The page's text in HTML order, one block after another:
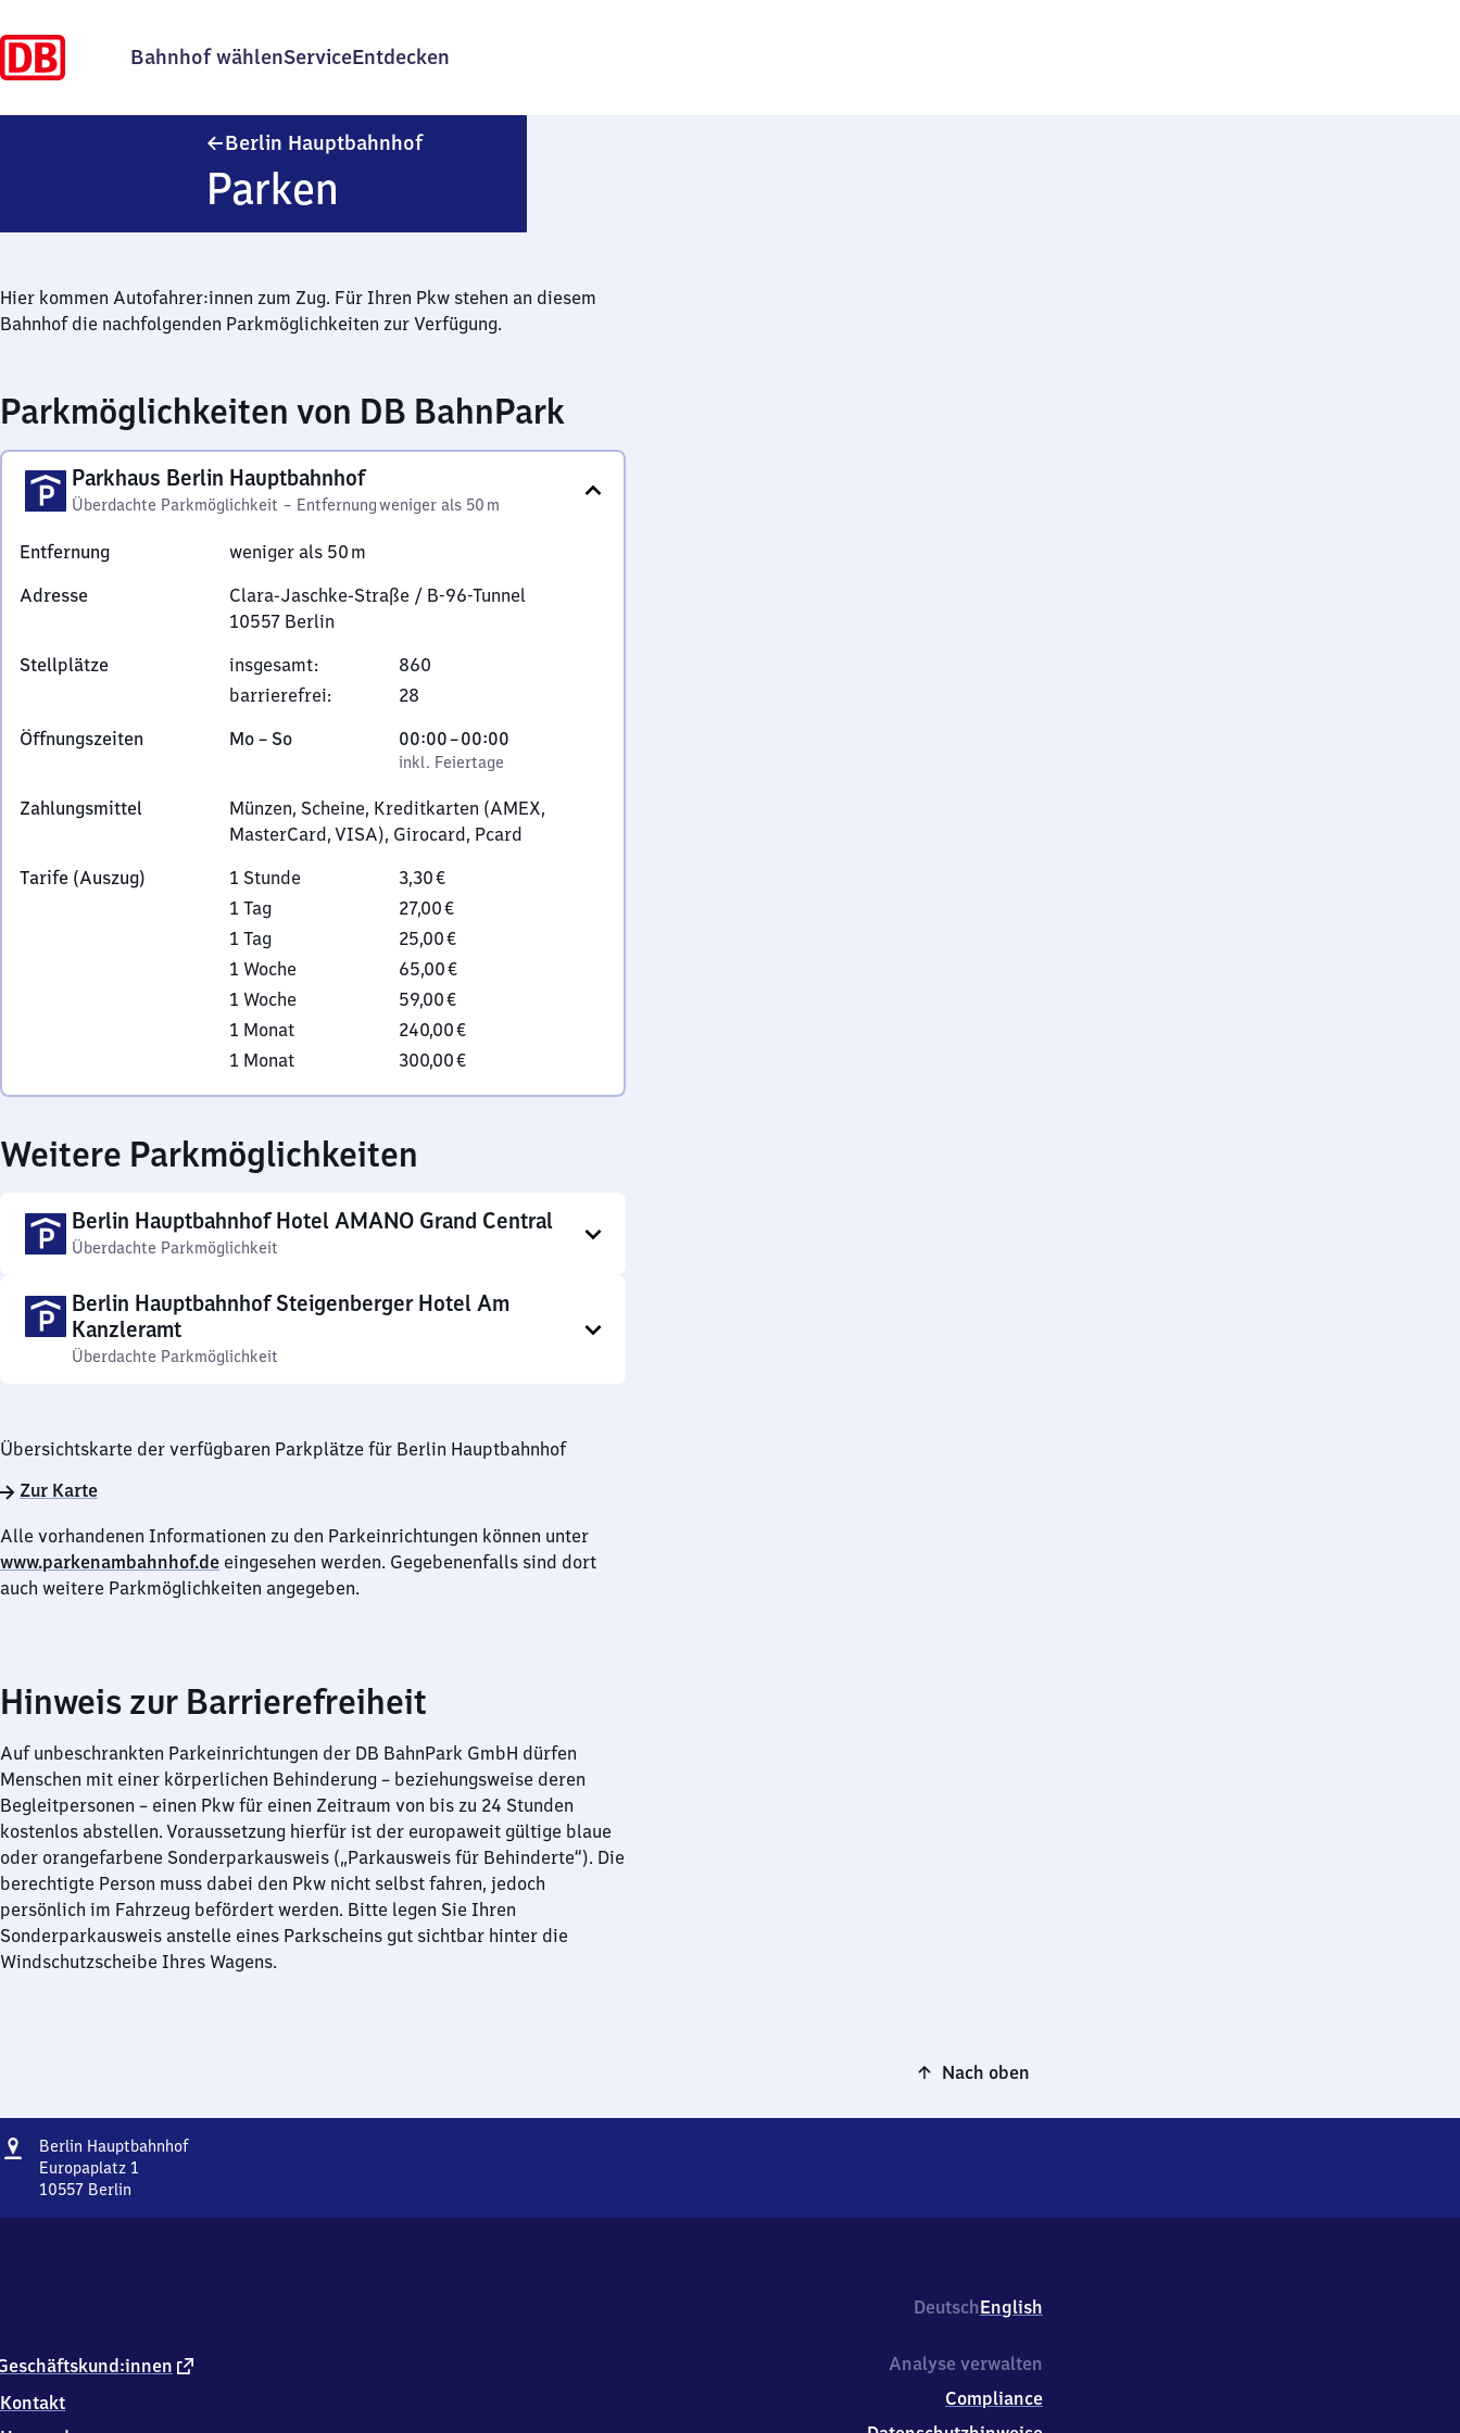
Bahnhof wählenServiceEntdecken
Berlin HauptbahnhofBerlin Hauptbahnhof
Parken
Hier kommen Autofahrer:innen zum Zug. Für Ihren Pkw stehen an diesem
Bahnhof die nachfolgenden Parkmöglichkeiten zur Verfügung.
Parkmöglichkeiten von DB BahnPark
Parkhaus Berlin Hauptbahnhof
Überdachte Parkmöglichkeit – Entfernungweniger als 50 m
Entfernung
weniger als 50 m
Adresse
Clara-Jaschke-Straße / B-96-Tunnel
10557 Berlin
Jaschke-
Straße
B-
Tunnel,
1
5
5
7
Berlin
Stellplätze insgesamt:
860
barrierefrei:
28
Öffnungszeiten
Montag
Mo –So,
inkl. Feiertage
00:00–00:00
Von
0
bis
0
Uhr
inkl. Feiertage
Zahlungsmittel
Münzen, Scheine, Kreditkarten (AMEX,
MasterCard, VISA), Girocard, Pcard
Tarife (Auszug)
1 Stunde
3,30 €
1 Tag
27,00 €
1 Tag
25,00 €
1 Woche
65,00 €
1 Woche
59,00 €
1 Monat
240,00 €
1 Monat
300,00 €
Weitere Parkmöglichkeiten
Berlin Hauptbahnhof Hotel AMANO Grand Central
Überdachte Parkmöglichkeit
Berlin Hauptbahnhof Steigenberger Hotel Am
Kanzleramt
Überdachte Parkmöglichkeit
Übersichtskarte der verfügbaren Parkplätze für Berlin Hauptbahnhof
Zur Karte
Alle vorhandenen Informationen zu den Parkeinrichtungen können unter
www.parkenambahnhof.de eingesehen werden. Gegebenenfalls sind dort
auch weitere Parkmöglichkeiten angegeben.
Hinweis zur Barrierefreiheit
Auf unbeschrankten Parkeinrichtungen der DB BahnPark GmbH dürfen
Menschen mit einer körperlichen Behinderung – beziehungsweise deren
Begleitpersonen – einen Pkw für einen Zeitraum von bis zu 24 Stunden
kostenlos abstellen. Voraussetzung hierfür ist der europaweit gültige blaue
oder orangefarbene Sonderparkausweis („Parkausweis für Behinderte“). Die
berechtigte Person muss dabei den Pkw nicht selbst fahren, jedoch
persönlich im Fahrzeug befördert werden. Bitte legen Sie Ihren
Sonderparkausweis anstelle eines Parkscheins gut sichtbar hinter die
Windschutzscheibe Ihres Wagens.
Nach oben
Adresse
Berlin HauptbahnhofBerlin
Europaplatz 1
10557 Berlin
5
Berlin
DeutschEnglish
externer
Kontakt
Analyse verwalten
Compliance